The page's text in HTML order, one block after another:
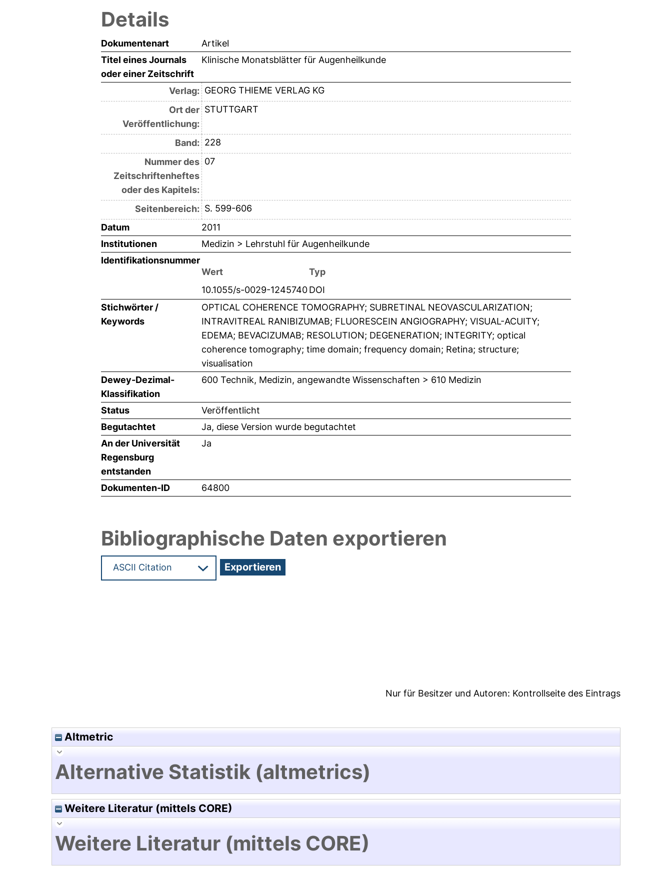
Details
Dokumentenart
Artikel
Titel eines Journals
oder einer Zeitschrift
Klinische Monatsblätter für Augenheilkunde
Verlag: GEORG THIEME VERLAG KG
Ort der
Veröffentlichung:
STUTTGART
Band: 228
Nummer des
Zeitschriftenheftes
oder des Kapitels:
07
Seitenbereich: S. 599-606
Datum
2011
Institutionen
Medizin > Lehrstuhl für Augenheilkunde
Identifikationsnummer
Wert
Typ
10.1055/s-0029-1245740DOI
Stichwörter /
Keywords
OPTICAL COHERENCE TOMOGRAPHY; SUBRETINAL NEOVASCULARIZATION;
INTRAVITREAL RANIBIZUMAB; FLUORESCEIN ANGIOGRAPHY; VISUAL-ACUITY;
EDEMA; BEVACIZUMAB; RESOLUTION; DEGENERATION; INTEGRITY; optical
coherence tomography; time domain; frequency domain; Retina; structure;
visualisation
Dewey-Dezimal-
Klassifikation
600 Technik, Medizin, angewandte Wissenschaften > 610 Medizin
Status
Veröffentlicht
Begutachtet
Ja, diese Version wurde begutachtet
An der Universität
Regensburg
entstanden
Ja
Dokumenten-ID 64800
Bibliographische Daten exportieren
Nur für Besitzer und Autoren: Kontrollseite des Eintrags
Altmetric
Alternative Statistik (altmetrics)
Weitere Literatur (mittels CORE)
Weitere Literatur (mittels CORE)